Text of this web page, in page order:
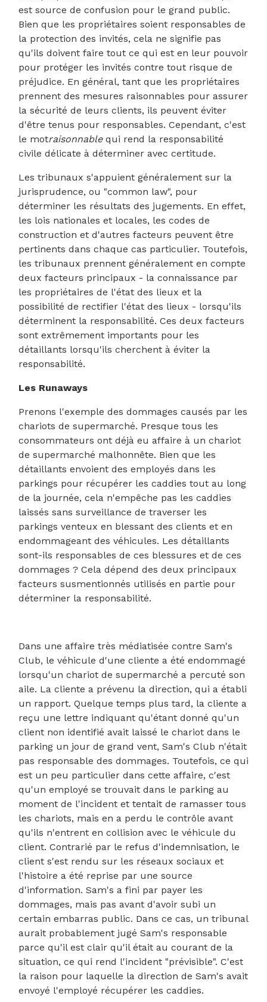
est source de confusion pour le grand public.
Bien que les propriétaires soient responsables de
la protection des invités, cela ne signifie pas
qu'ils doivent faire tout ce qui est en leur pouvoir
pour protéger les invités contre tout risque de
préjudice. En général, tant que les propriétaires
prennent des mesures raisonnables pour assurer
la sécurité de leurs clients, ils peuvent éviter
d'être tenus pour responsables. Cependant, c'est
le motraisonnablequi rend la responsabilité
civile délicate à déterminer avec certitude.
Les tribunaux s'appuient généralement sur la
jurisprudence, ou "common law", pour
déterminer les résultats des jugements. En effet,
les lois nationales et locales, les codes de
construction et d'autres facteurs peuvent être
pertinents dans chaque cas particulier. Toutefois,
les tribunaux prennent généralement en compte
deux facteurs principaux - la connaissance par
les propriétaires de l'état des lieux et la
possibilité de rectifier l'état des lieux - lorsqu'ils
déterminent la responsabilité. Ces deux facteurs
sont extrêmement importants pour les
détaillants lorsqu'ils cherchent à éviter la
responsabilité.
Les Runaways
Prenons l'exemple des dommages causés par les
chariots de supermarché. Presque tous les
consommateurs ont déjà eu affaire à un chariot
de supermarché malhonnête. Bien que les
détaillants envoient des employés dans les
parkings pour récupérer les caddies tout au long
de la journée, cela n'empêche pas les caddies
laissés sans surveillance de traverser les
parkings venteux en blessant des clients et en
endommageant des véhicules. Les détaillants
sont-ils responsables de ces blessures et de ces
dommages ? Cela dépend des deux principaux
facteurs susmentionnés utilisés en partie pour
déterminer la responsabilité.
Dans une affaire très médiatisée contre Sam's
Club, le véhicule d'une cliente a été endommagé
lorsqu'un chariot de supermarché a percuté son
aile. La cliente a prévenu la direction, qui a établi
un rapport. Quelque temps plus tard, la cliente a
reçu une lettre indiquant qu'étant donné qu'un
client non identifié avait laissé le chariot dans le
parking un jour de grand vent, Sam's Club n'était
pas responsable des dommages. Toutefois, ce qui
est un peu particulier dans cette affaire, c'est
qu'un employé se trouvait dans le parking au
moment de l'incident et tentait de ramasser tous
les chariots, mais en a perdu le contrôle avant
qu'ils n'entrent en collision avec le véhicule du
client. Contrarié par le refus d'indemnisation, le
client s'est rendu sur les réseaux sociaux et
l'histoire a été reprise par une source
d'information. Sam's a fini par payer les
dommages, mais pas avant d'avoir subi un
certain embarras public. Dans ce cas, un tribunal
aurait probablement jugé Sam's responsable
parce qu'il est clair qu'il était au courant de la
situation, ce qui rend l'incident "prévisible". C'est
la raison pour laquelle la direction de Sam's avait
envoyé l'employé récupérer les caddies.